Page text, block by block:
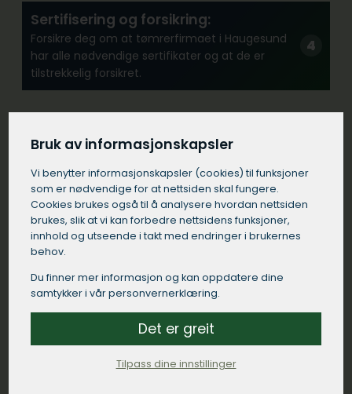
Sertifisering og forsikring:
Forsikre deg om at tømrerfirmaet i Haugesund
har alle nødvendige sertifikater og at de er
tilstrekkelig forsikret.
Se etter et tømrerfirma med erfaring fra
lignende prosjekter i Haugesund.
Kommunikasjon:
Velg et tømrerfirma i Haugesund som
kommuniserer tydelig og responderer raskt på
dine henvendelser.
en detaljert skriftlig kontrakt som spesifiserer
Bruk av informasjonskapsler
Vi benytter informasjons­kapsler (cookies) til funksjoner
som er nødvendige for at nettsiden skal fungere.
Cookies brukes også til å analysere hvordan nettsiden
brukes, slik at vi kan forbedre nettsidens funksjoner,
innhold og utseende i takt med endringer i brukernes
behov.
Du finner mer informasjon og kan oppdatere dine
samtykker i vår personvernerklæring.
Det er greit
Tilpass dine innstillinger